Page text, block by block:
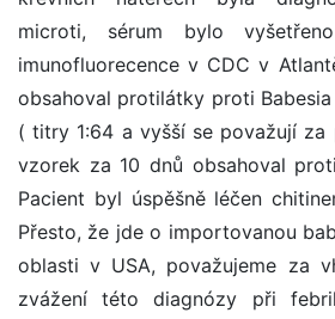
microti, sérum bylo
imunofluorecence v CDC v
obsahoval protilátky proti
( titry 1:64 a vyšší se považují
vzorek za 10 dnů obsahoval
Pacient byl úspěšně léčen
Přesto, že jde o importovanou
oblasti v USA, považujeme za
zvážení této diagnózy při